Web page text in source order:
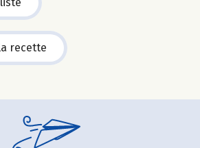
recette